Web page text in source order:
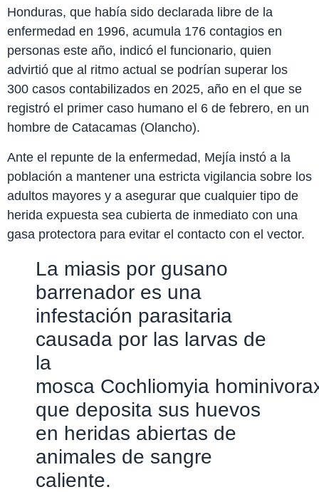
Honduras, que había sido declarada libre de la
enfermedad en 1996, acumula 176 contagios en
personas este año, indicó el funcionario, quien
advirtió que al ritmo actual se podrían superar los
300 casos contabilizados en 2025, año en el que se
registró el primer caso humano el 6 de febrero, en un
hombre de Catacamas (Olancho).
Ante el repunte de la enfermedad, Mejía instó a la
población a mantener una estricta vigilancia sobre los
adultos mayores y a asegurar que cualquier tipo de
herida expuesta sea cubierta de inmediato con una
gasa protectora para evitar el contacto con el vector.
La miasis por gusano
barrenador es una
infestación parasitaria
causada por las larvas de
la
mosca Cochliomyia
que deposita sus huevos
en heridas abiertas de
animales de sangre
caliente.